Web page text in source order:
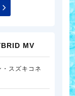
MV
スズキコネ